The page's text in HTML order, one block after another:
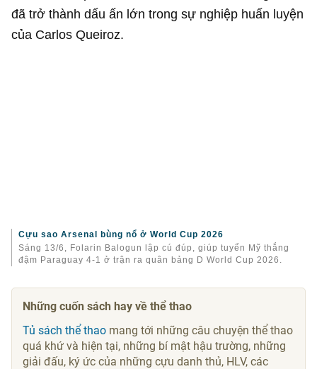
đã trở thành dấu ấn lớn trong sự nghiệp huấn luyện
của Carlos Queiroz.
Cựu sao Arsenal bùng nổ ở World Cup 2026
Sáng 13/6, Folarin Balogun lập cú đúp, giúp tuyển Mỹ thắng
đậm Paraguay 4-1 ở trận ra quân bảng D World Cup 2026.
Những cuốn sách hay về thể thao
Tủ sách thể thao mang tới những câu chuyện thể thao
quá khứ và hiện tại, những bí mật hậu trường, những
giải đấu, ký ức của những cựu danh thủ, HLV, các